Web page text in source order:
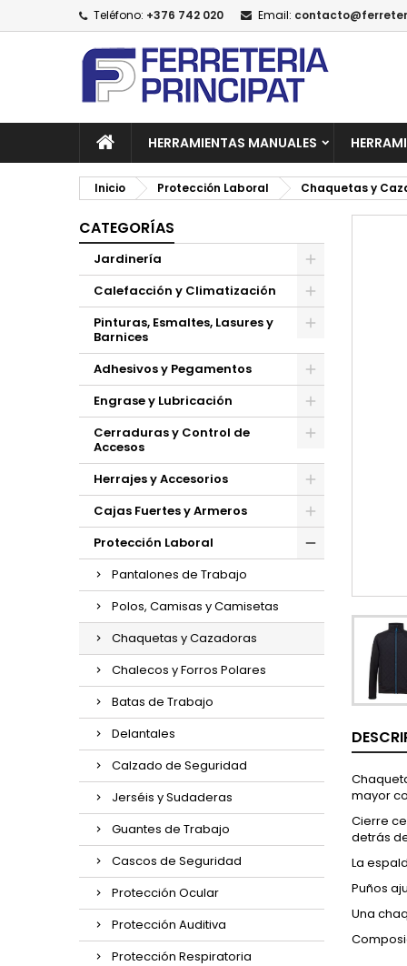
Teléfono: +376 742 020 Email:
HERRAMIENTAS MANUALES
Inicio Protección Laboral Chaquetas y
CATEGORÍAS
Jardinería
Calefacción y Climatización
Pinturas, Esmaltes, Lasures y
Barnices
Adhesivos y Pegamentos
Engrase y Lubricación
Cerraduras y Control de
Accesos
Herrajes y Accesorios
Cajas Fuertes y Armeros
Protección Laboral
Pantalones de Trabajo
Polos, Camisas y Camisetas
Chaquetas y Cazadoras
Chalecos y Forros Polares
Batas de Trabajo
Delantales
Calzado de Seguridad
Jerséis y Sudaderas
Guantes de Trabajo
Cascos de Seguridad
Protección Ocular
Protección Auditiva
Protección Respiratoria
mayor
Cierre
detrás
La
Puños
Una